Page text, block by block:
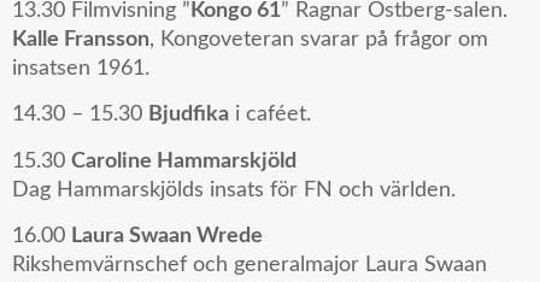
13.30 Filmvisning ” Kongo 61” Ragnar Östberg-salen.
Kalle Fransson, Kongoveteran svarar på frågor om
insatsen 1961.
14.30 – 15.30 Bjudfika i caféet.
15.30 Caroline Hammarskjöld
Dag Hammarskjölds insats för FN och världen.
16.00 Laura Swaan Wrede
Rikshemvärnschef och generalmajor Laura Swaan